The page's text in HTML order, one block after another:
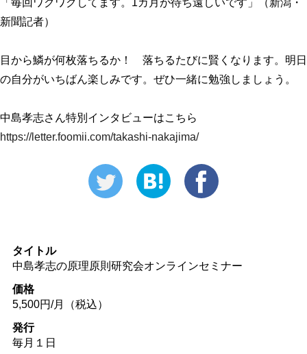
新聞記者）
目から鱗が何枚落ちるか！ 落ちるたびに賢くなります。明日
の自分がいちばん楽しみです。ぜひ一緒に勉強しましょう。
中島孝志さん特別インタビューはこちら
https://letter.foomii.com/takashi-nakajima/
タイトル
中島孝志の原理原則研究会オンラインセミナー
価格
5,500円/月（税込）
発行
毎月１日